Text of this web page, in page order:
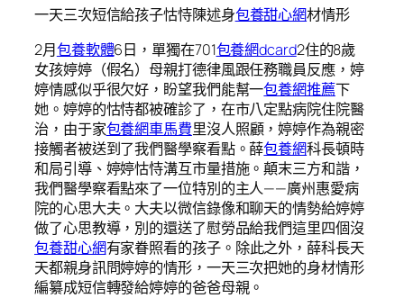
一天三次短信給孩子怙恃陳述身包養甜心網材情形
2月包養軟體6日，單獨在701包養網dcard2住的8歲
女孩婷婷（假名）母親打德律風跟任務職員反應，婷
婷情感似乎很欠好，盼望我們能幫一包養網推薦下
她。婷婷的怙恃都被確診了，在市八定點病院住院醫
治，由于家包養網車馬費里沒人照顧，婷婷作為親密
接觸者被送到了我們醫學察看點。薛包養網科長頓時
和局引導、婷婷怙恃溝互市量措施。顛末三方和諧，
我們醫學察看點來了一位特別的主人——廣州惠愛病
院的心思大夫。大夫以微信錄像和聊天的情勢給婷婷
做了心思教導，別的還送了慰勞品給我們這里四個沒
包養甜心網有家眷照看的孩子。除此之外，薛科長天
天都親身訊問婷婷的情形，一天三次把她的身材情形
編纂成短信轉發給婷婷的爸爸母親。